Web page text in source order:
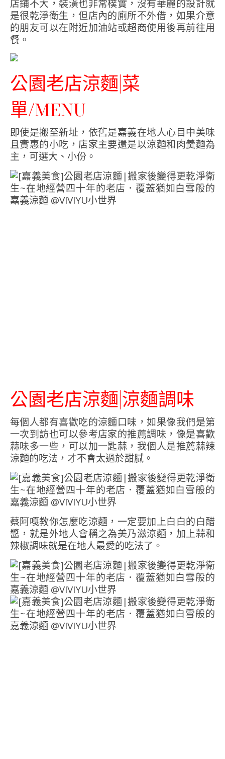
店鋪不大，裝潢也非常樸實，沒有華麗的設計就
是很乾淨衛生，但店內的廁所不外借，如果介意
的朋友可以在附近加油站或超商使用後再前往用
餐。
公園老店涼麵|菜
單/MENU
即使是搬至新址，依舊是嘉義在地人心目中美味
且實惠的小吃，店家主要還是以涼麵和肉羹麵為
主，可選大、小份。
公園老店涼麵|涼麵調味
每個人都有喜歡吃的涼麵口味，如果像我們是第
一次到訪也可以參考店家的推薦調味，像是喜歡
蒜味多一些，可以加一匙蒜，我個人是推薦蒜辣
涼麵的吃法，才不會太過於甜膩。
蔡阿嘎教你怎麼吃涼麵，一定要加上白白的白醋
醬，就是外地人會稱之為美乃滋涼麵，加上蒜和
辣椒調味就是在地人最愛的吃法了。